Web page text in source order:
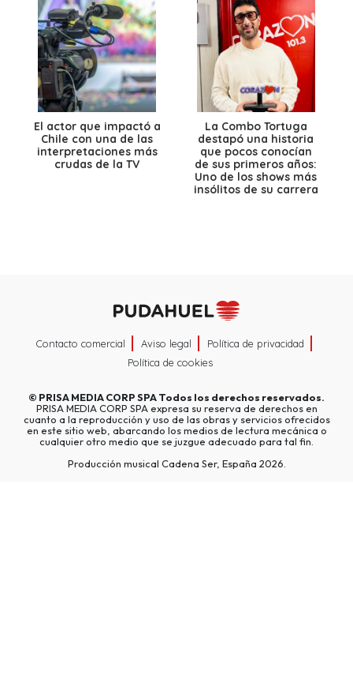
El actor que impactó a
Chile con una de las
interpretaciones más
crudas de la TV
La Combo Tortuga
destapó una historia
que pocos conocían
de sus primeros años:
Uno de los shows más
insólitos de su carrera
Contacto comercial Aviso legal
Política de privacidad
Política de cookies
© PRISA MEDIA CORP SPATodos los derechos reservados.
PRISA MEDIA CORP SPA expresa su reserva de derechos en
cuanto a la reproducción y uso de las obras y servicios ofrecidos
en este sitio web, abarcando los medios de lectura mecánica o
cualquier otro medio que se juzgue adecuado para tal fin.
Producción musical Cadena Ser, España 2026.